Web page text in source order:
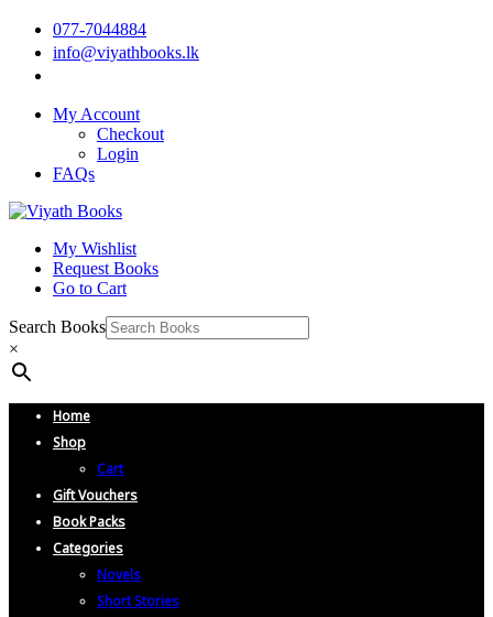
077-7044884
info@viyathbooks.lk
My Account
Checkout
Login
FAQs
My Wishlist
Request Books
Go to Cart
Search Books
×
Home
Shop
Cart
Gift Vouchers
Book Packs
Categories
Novels
Short Stories